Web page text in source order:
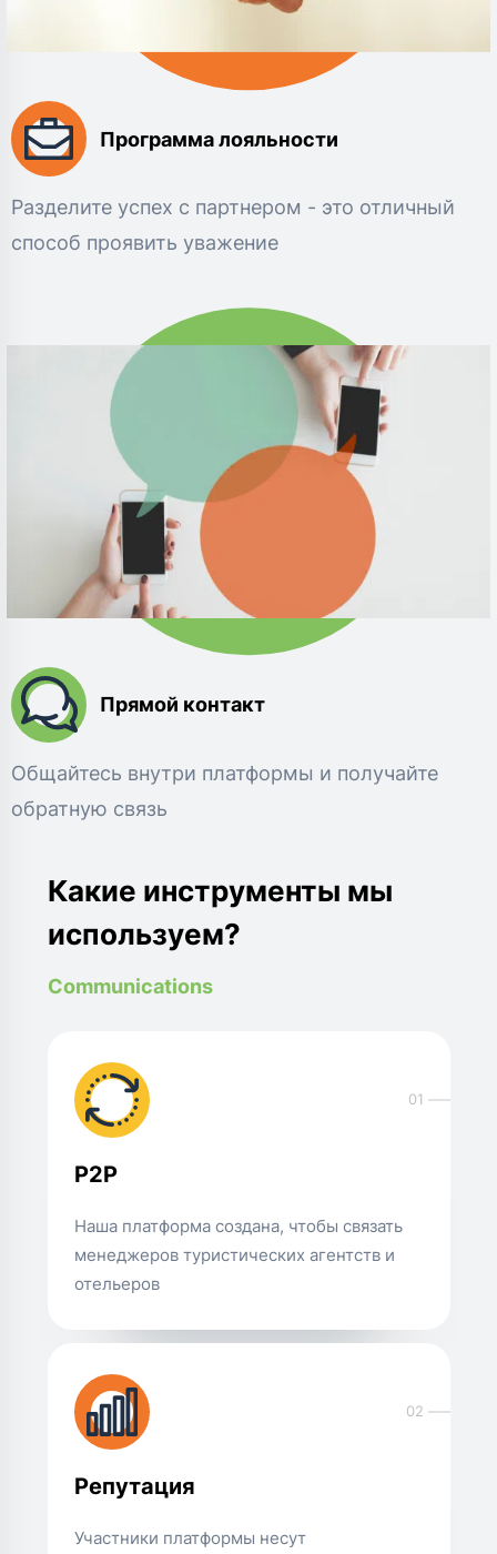
Программа лояльности
Разделите успех с партнером - это отличный
способ проявить уважение
Прямой контакт
Общайтесь внутри платформы и получайте
обратную связь
Какие инструменты мы
используем?
Communications
01
P2P
Наша платформа создана, чтобы связать
менеджеров туристических агентств и
отельеров
02
Репутация
Участники платформы несут